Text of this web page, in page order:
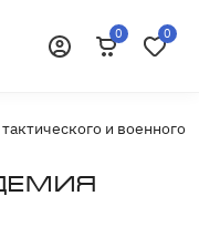
0 0
и военного